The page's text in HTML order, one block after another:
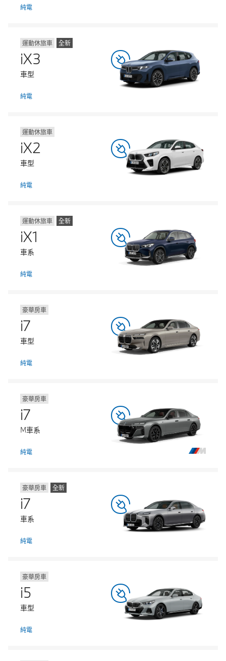
純電
運動休旅車 全新
iX3
車型
純電
運動休旅車
iX2
車型
純電
運動休旅車 全新
iX1
車系
純電
豪華房車
i7
車型
純電
豪華房車
i7
M車系
純電
豪華房車 全新
i7
車系
純電
豪華房車
i5
車型
純電